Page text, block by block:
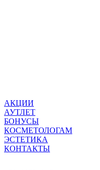
АКЦИИ
АУТЛЕТ
БОНУСЫ
КОСМЕТОЛОГАМ
ЭСТЕТИКА
КОНТАКТЫ